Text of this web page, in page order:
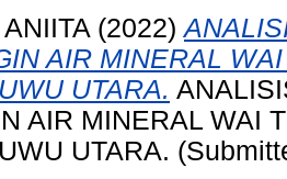
(2022)
AIR MINERAL
UTARA.
AIR MINERAL WAI
UTARA.